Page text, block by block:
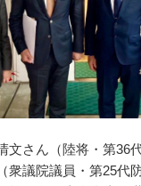
文さん（陸将・第36
衆議院議員・第25代